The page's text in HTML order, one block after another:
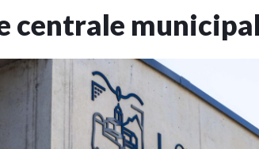
centrale